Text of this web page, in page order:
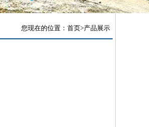
您现在的位置： 首页>产品展示